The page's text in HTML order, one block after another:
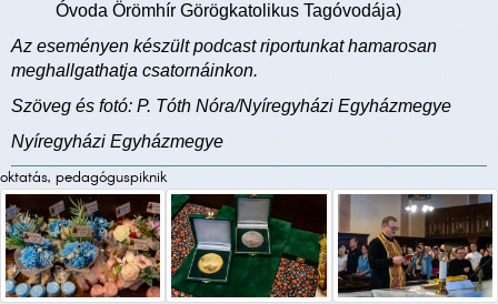
Óvoda Örömhír Görögkatolikus Tagóvodája)
Az eseményen készült podcast riportunkat hamarosan
meghallgathatja csatornáinkon.
Szöveg és fotó: P. Tóth Nóra/Nyíregyházi Egyházmegye
Nyíregyházi Egyházmegye
oktatás, pedagóguspiknik